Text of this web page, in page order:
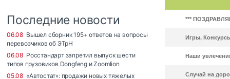
***
Игры,
Наши
Случай на